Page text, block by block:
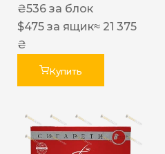
₴536 за блок
$475 за ящик≈ 21 375
₴
Купить